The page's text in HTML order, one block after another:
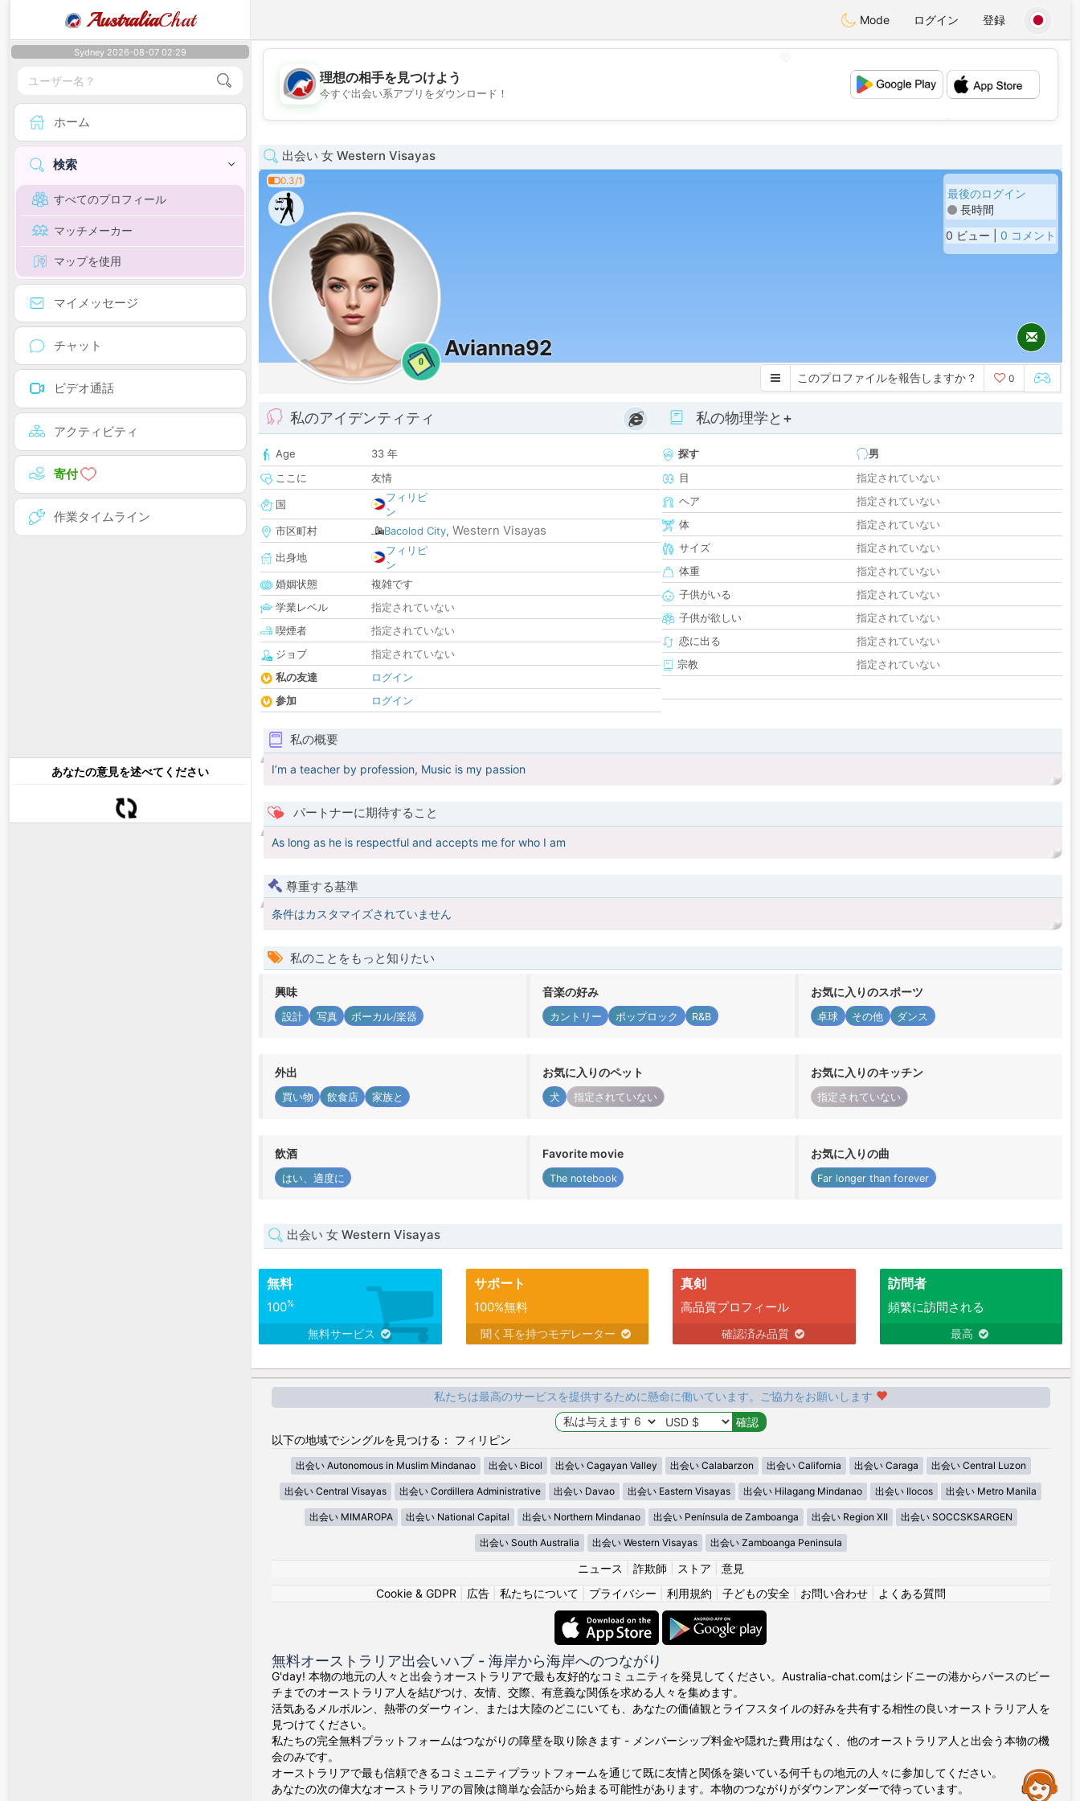
AustraliaChat Mode ログイン 登録
Sydney 2026-08-07 02:29
ホーム
検索
すべてのプロフィール
マッチメーカー
マップを使用
マイメッセージ
チャット
ビデオ通話
アクティビティ
寄付
作業タイムライン
あなたの意見を述べてください
💖
💕
理想の相手を見つけよう
今すぐ出会い系アプリをダウンロード！
出会い 女 Western Visayas
0.3/1
0
Avianna92
最後のログイン
長時間
0 ビュー | 0 コメント
このプロファイルを報告しますか？ 0
私のアイデンティティ
Age
33 年
ここに
友情
国
フィリピ
ン
市区町村
Bacolod City, Western Visayas
出身地
フィリピ
ン
婚姻状態
複雑です
学業レベル
指定されていない
喫煙者
指定されていない
ジョブ
指定されていない
私の友達
ログイン
参加
ログイン
私の物理学と+
探す
男
目
指定されていない
ヘア
指定されていない
体
指定されていない
サイズ
指定されていない
体重
指定されていない
子供がいる
指定されていない
子供が欲しい
指定されていない
恋に出る
指定されていない
宗教
指定されていない
私の概要
I’m a teacher by profession, Music is my passion
パートナーに期待すること
As long as he is respectful and accepts me for who I am
尊重する基準
条件はカスタマイズされていません
私のことをもっと知りたい
興味
設計 写真 ボーカル/楽器
音楽の好み
カントリー ポップロック R&B
お気に入りのスポーツ
卓球 その他 ダンス
外出
買い物 飲食店 家族と
お気に入りのペット
犬 指定されていない
お気に入りのキッチン
指定されていない
飲酒
はい、適度に
Favorite movie
The notebook
お気に入りの曲
Far longer than forever
出会い 女 Western Visayas
無料
100%
無料サービス
サポート
100%無料
聞く耳を持つモデレーター
真剣
高品質プロフィール
確認済み品質
訪問者
頻繁に訪問される
最高
私たちは最高のサービスを提供するために懸命に働いています。ご協力をお願いします
以下の地域でシングルを見つける： フィリピン
出会い Autonomous in Muslim Mindanao 出会い Bicol 出会い Cagayan Valley 出会い Calabarzon 出会い California 出会い Caraga 出会い Central Luzon
出会い Central Visayas 出会い Cordillera Administrative 出会い Davao 出会い Eastern Visayas 出会い Hilagang Mindanao 出会い Ilocos 出会い Metro Manila
出会い MIMAROPA 出会い National Capital 出会い Northern Mindanao 出会い Península de Zamboanga 出会い Region XII 出会い SOCCSKSARGEN
出会い South Australia 出会い Western Visayas 出会い Zamboanga Peninsula
ニュース 詐欺師 ストア
意見
Cookie & GDPR
広告| 私たちについて プライバシー 利用規約 子どもの安全| お問い合わせ| よくある質問
無料オーストラリア出会いハブ - 海岸から海岸へのつながり
G'day! 本物の地元の人々と出会うオーストラリアで最も友好的なコミュニティを発見してください。Australia-chat.comはシドニーの港からパースのビー
チまでのオーストラリア人を結びつけ、友情、交際、有意義な関係を求める人々を集めます。
活気あるメルボルン、熱帯のダーウィン、または大陸のどこにいても、あなたの価値観とライフスタイルの好みを共有する相性の良いオーストラリア人を
見つけてください。
私たちの完全無料プラットフォームはつながりの障壁を取り除きます - メンバーシップ料金や隠れた費用はなく、他のオーストラリア人と出会う本物の機
会のみです。
オーストラリアで最も信頼できるコミュニティプラットフォームを通じて既に友情と関係を築いている何千もの地元の人々に参加してください。
あなたの次の偉大なオーストラリアの冒険は簡単な会話から始まる可能性があります。本物のつながりがダウンアンダーで待っています。
Assistance